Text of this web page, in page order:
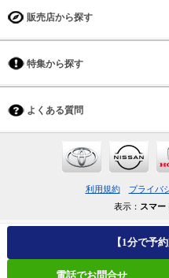
【1分で予
電話でお問合せ
販売店から探す
特集から探す
よくある質問
利用規約 プライバ
表示： スマー